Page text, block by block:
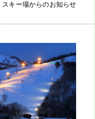
スキー場からのお知らせ